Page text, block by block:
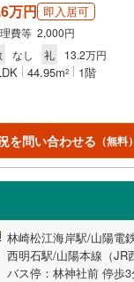
万円 即入居可
費等 2,000円
なし 礼 13.2万円
44.95m2 1階
を問い合わせる （無料）
林崎松江海岸駅/山陽電
西明石駅/山陽本線（JR
バス停：林神社前 停歩3